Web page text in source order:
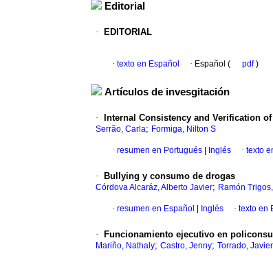
Editorial
· EDITORIAL
· texto en Español · Español ( pdf)
Artículos de invesgitación
· Internal Consistency and Verification
Serrão, Carla; Formiga, Nilton S
· resumen en Portugués Inglés · texto
· Bullying y consumo de drogas
Córdova Alcaráz, Alberto Javier; Ramón
· resumen en Español Inglés · texto en
· Funcionamiento ejecutivo en
Mariño, Nathaly; Castro, Jenny; Torrado, Javier